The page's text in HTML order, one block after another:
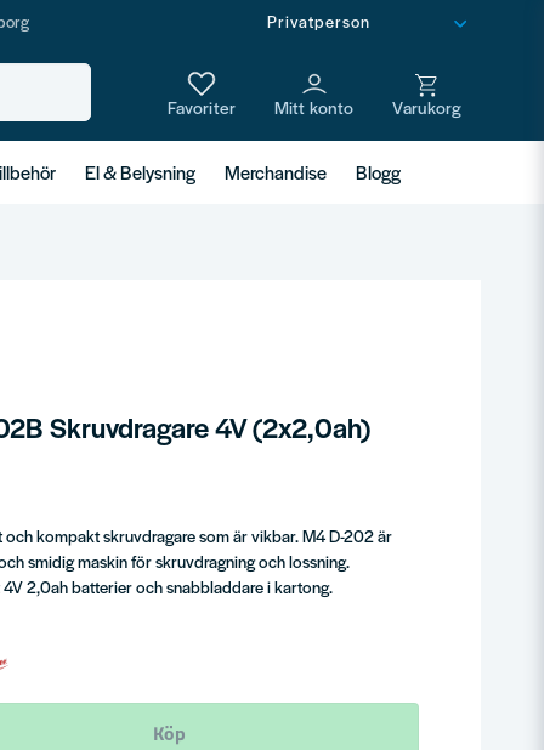
El & Belysning Merchandise Blogg
Skruvdragare 4V (2x2,0ah)
kompakt skruvdragare som är vikbar. M4 D-202 är
smidig maskin för skruvdragning och lossning.
2,0ah batterier och snabbladdare i kartong.
Köp